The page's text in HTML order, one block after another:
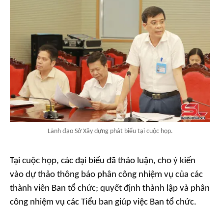
Lãnh đạo Sở Xây dựng phát biểu tại cuộc họp.
Tại cuộc họp, các đại biểu đã thảo luận, cho ý kiến
vào dự thảo thông báo phân công nhiệm vụ của các
thành viên Ban tổ chức; quyết định thành lập và phân
công nhiệm vụ các Tiểu ban giúp việc Ban tổ chức.